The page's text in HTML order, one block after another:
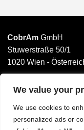
We value your
We use cookies to
personalized ads or
CobrAm GmbH
Stuwerstraße 50/1
1020 Wien -
Email:
Impressum
AGB